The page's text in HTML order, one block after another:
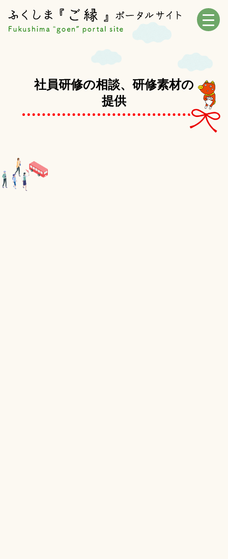
社員研修の相談、研修素材の
提供